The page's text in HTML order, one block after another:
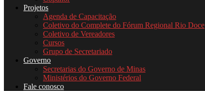
Projetos
Agenda de Capacitação
Coletivo do Complete do Fórum Regional Rio Doce
Coletivo de Vereadores
Cursos
Grupo de Secretariado
Governo
Secretarias do Governo de Minas
Ministérios do Governo Federal
Fale conosco